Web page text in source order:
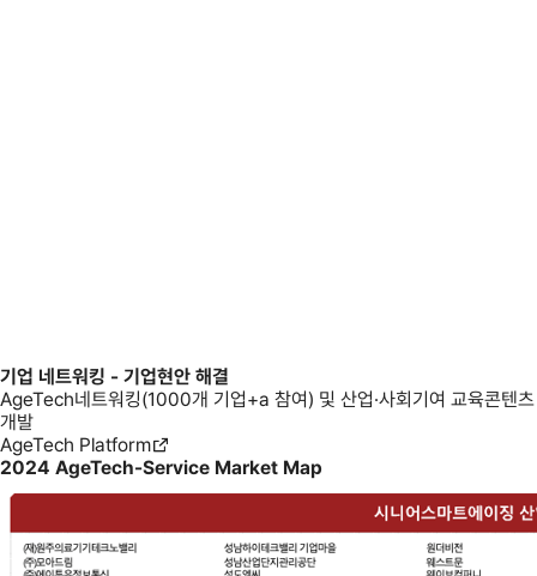
Open Living Lab : 지역사회-기업-글로벌 실증
기업 네트워킹 - 기업현안 해결
AgeTech네트워킹(1000개 기업+a 참여) 및 산업·사회기여 교육콘텐츠
개발
AgeTech Platform
2024 AgeTech-Service Market Map